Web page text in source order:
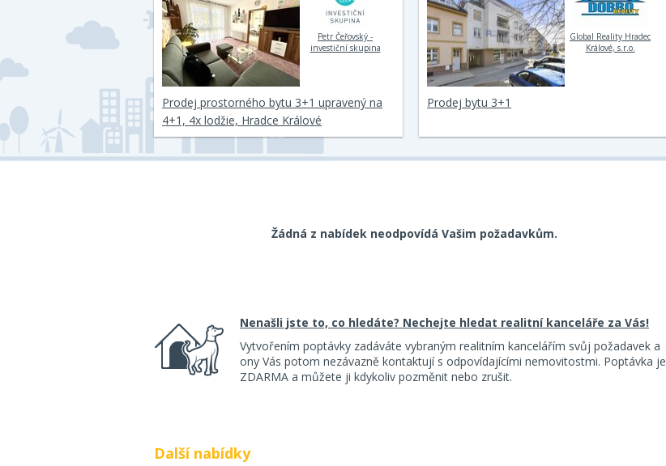
Petr Čeřovský -
investiční skupina
Prodej prostorného bytu 3+1 upravený na
4+1, 4x lodžie, Hradce Králové
Global Reality Hradec
Králové, s.r.o.
Prodej bytu 3+1
Žádná z nabídek neodpovídá Vašim požadavkům.
Nenašli jste to, co hledáte? Nechejte hledat realitní kanceláře za Vás!
Vytvořením poptávky zadáváte vybraným realitním kancelářím svůj požadavek a
ony Vás potom nezávazně kontaktují s odpovídajícími nemovitostmi. Poptávka je
ZDARMA a můžete ji kdykoliv pozměnit nebo zrušit.
Další nabídky